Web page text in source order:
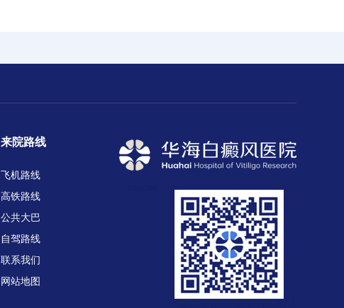
来院路线
飞机路线
高铁路线
公共大巴
自驾路线
联系我们
网站地图